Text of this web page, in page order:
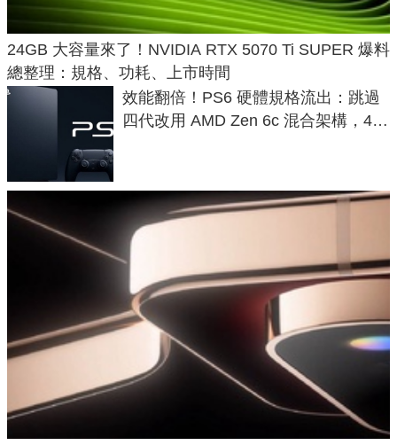
24GB 大容量來了！NVIDIA RTX 5070 Ti SUPER 爆料
總整理：規格、功耗、上市時間
效能翻倍！PS6 硬體規格流出：跳過
四代改用 AMD Zen 6c 混合架構，4K